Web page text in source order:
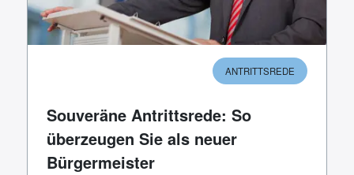
ANTRITTSREDE
Souveräne Antrittsrede: So
überzeugen Sie als neuer
Bürgermeister